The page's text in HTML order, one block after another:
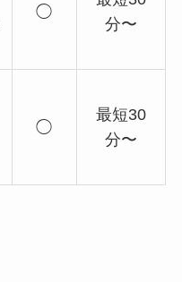
◯
分〜
◯
最短30
分〜